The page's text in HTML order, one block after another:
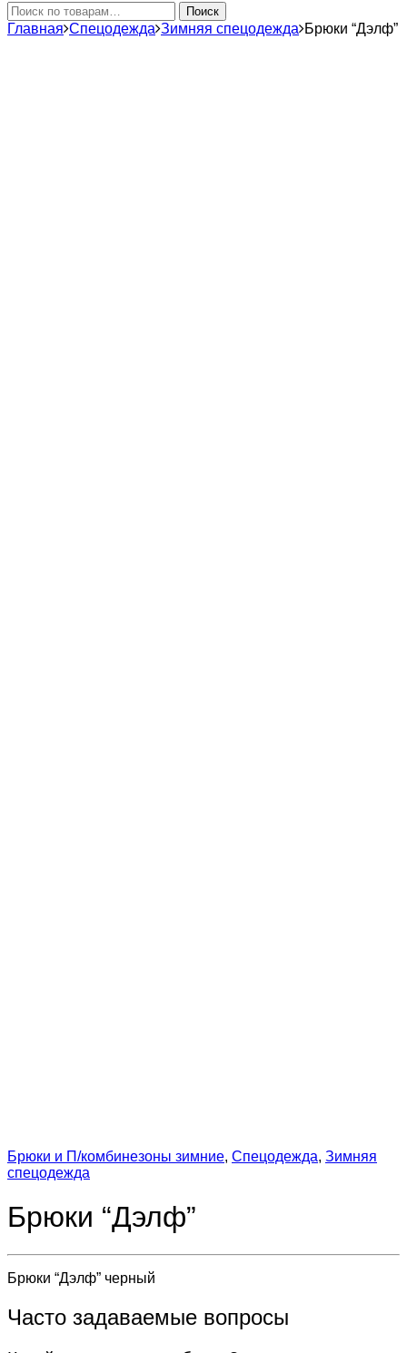
Искать:
Поиск
Главная Спецодежда Зимняя спецодежда Брюки “Дэлф”
Брюки и П/комбинезоны зимние, Спецодежда, Зимняя
спецодежда
Брюки “Дэлф”
Брюки “Дэлф” черный
Часто задаваемые вопросы